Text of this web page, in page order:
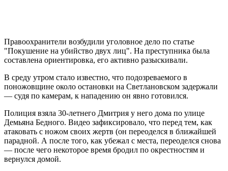
Правоохранители возбудили уголовное дело по статье
"Покушение на убийство двух лиц". На преступника была
составлена ориентировка, его активно разыскивали.
В среду утром стало известно, что подозреваемого в
поножовщине около остановки на Светлановском задержали
— судя по камерам, к нападению он явно готовился.
Полиция взяла 30-летнего Дмитрия у него дома по улице
Демьяна Бедного. Видео зафиксировало, что перед тем, как
атаковать с ножом своих жертв (он переоделся в ближайшей
парадной. А после того, как убежал с места, переоделся снова
— после чего некоторое время бродил по окрестностям и
вернулся домой.